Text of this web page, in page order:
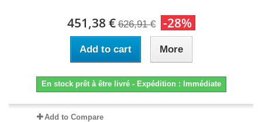
451,38 € 626,91 € -28%
Add to cart More
En stock prêt à être livré - Expédition : Immédiate
Add to Compare